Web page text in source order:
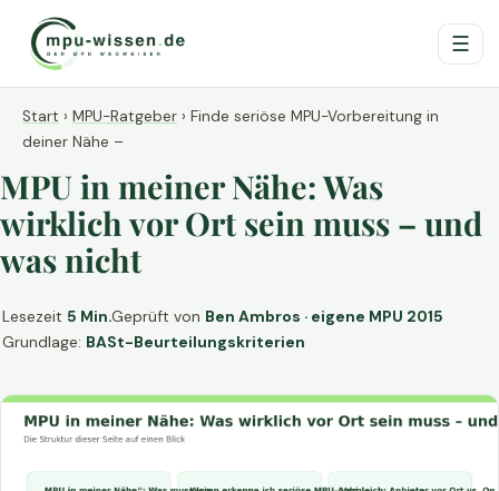
☰
Start › MPU-Ratgeber › Finde seriöse MPU-Vorbereitung in
deiner Nähe –
MPU in meiner Nähe: Was
wirklich vor Ort sein muss – und
was nicht
Lesezeit 5 Min.Geprüft von Ben Ambros · eigene MPU 2015
Grundlage: BASt-Beurteilungskriterien